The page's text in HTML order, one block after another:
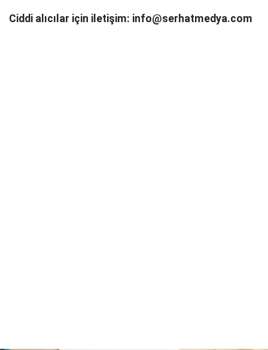
Ciddi alıcılar için iletişim: info@serhatmedya.com